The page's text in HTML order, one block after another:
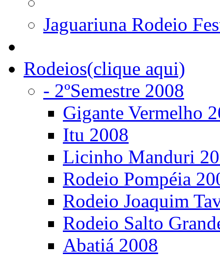
Jaguariuna Rodeio
Rodeios(clique aqui)
- 2ºSemestre 2008
Gigante Vermelho
Itu 2008
Licinho Manduri
Rodeio Pompéia
Rodeio Joaquim
Rodeio Salto
Abatiá 2008